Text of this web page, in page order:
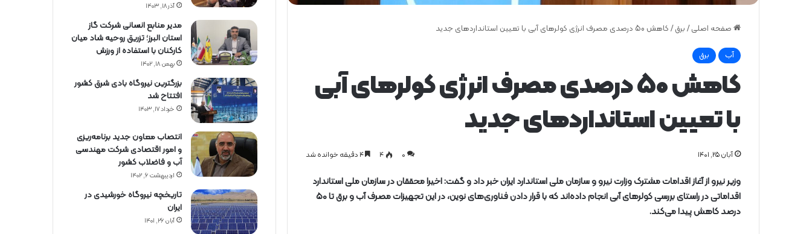
صفحه اصلی / برق / کاهش 50 درصدی مصرف انرژی کولرهای آبی با تعیین استانداردهای جدید
آب برق
کاهش 50 درصدی مصرف انرژی کولرهای آبی
با تعیین استانداردهای جدید
آبان ۲۵, ۱۴۰۱ 0 ۴
وزیر نیرو از آغاز اقدامات مشترک وزارت نیرو و سازمان ملی استاندارد ایران خبر داد و گفت: اخیرا محققان در سازمان ملی استاندارد
اقداماتی در راستای بررسی کولرهای آبی انجام داده‌اند که با قرار دادن فناوری‌های نوین، در این تجهیزات مصرف آب و برق تا ۵۰
درصد کاهش پیدا می‌کند.
آذر ۱۸, ۱۴۰۳
مدیر منابع انسانی شرکت گاز
استان البرز؛ تزریق روحیه شاد میان
کارکنان با استفاده از ورزش
بهمن ۱۸, ۱۴۰۲
بزرگترین نیروگاه بادی شرق کشور
افتتاح شد
خرداد ۱۷, ۱۴۰۳
انتصاب معاون جدید برنامه‌ریزی
و امور اقتصادی شرکت مهندسی
آب و فاضلاب کشور
اردیبهشت ۶, ۱۴۰۲
تاریخچه نیروگاه خورشیدی در
ایران
آبان ۲۶, ۱۴۰۱